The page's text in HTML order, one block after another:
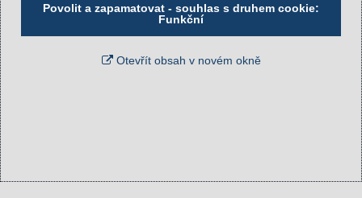
Povolit a zapamatovat - souhlas s druhem cookie:
Funkční
Otevřít obsah v novém okně